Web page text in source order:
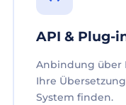
API & Plug-
Anbindung über
Ihre
System finden.